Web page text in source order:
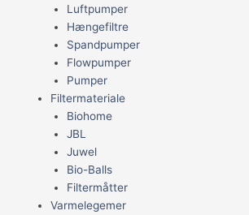
Luftpumper
Hængefiltre
Spandpumper
Flowpumper
Pumper
Filtermateriale
Biohome
JBL
Juwel
Bio-Balls
Filtermåtter
Varmelegemer